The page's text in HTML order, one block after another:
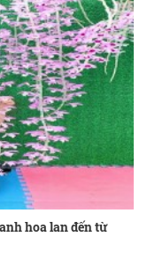
hoa lan đến từ